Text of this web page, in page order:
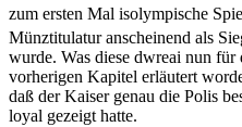
zum ersten Mal isolympische
Münztitulatur anscheinend als
wurde. Was diese dwreai nun für
vorherigen Kapitel erläutert
daß der Kaiser genau die Polis
loyal gezeigt hatte.